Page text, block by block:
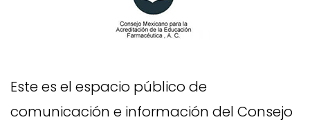
Este es el espacio público de
comunicación e información del Consejo